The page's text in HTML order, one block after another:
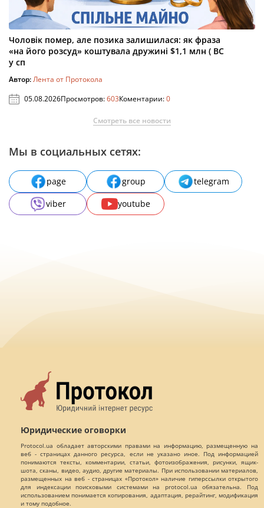
Чоловік помер, але позика залишилася: як фраза
«на його розсуд» коштувала дружині $1,1 млн ( ВС
у сп
Автор:Лента от Протокола
05.08.2026Просмотров:603Коментарии:0
Смотреть все новости
Мы в социальных сетях:
page group
telegram
viber
youtube
Юридические оговорки
Protocol.ua обладает авторскими правами на информацию, размещенную на
веб - страницах данного ресурса, если не указано иное. Под информацией
понимаются тексты, комментарии, статьи, фотоизображения, рисунки, ящик-
шота, сканы, видео, аудио, другие материалы. При использовании материалов,
размещенных на веб - страницах «Протокол» наличие гиперссылки открытого
для индексации поисковыми системами на protocol.ua обязательна. Под
использованием понимается копирования, адаптация, рерайтинг, модификация
и тому подобное.